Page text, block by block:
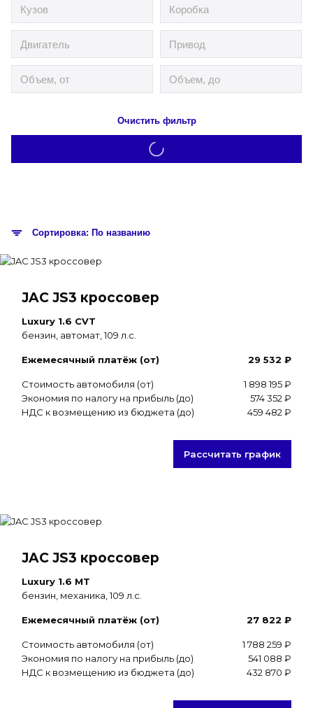
Очистить фильтр
Сортировка: По названию
JAC JS3 кроссовер
Luxury 1.6 CVT
бензин, автомат, 109 л.с.
Ежемесячный платёж (от) 29 532 ₽
Стоимость автомобиля (от)
1 898 195 ₽
Экономия по налогу на прибыль (до)
574 352 ₽
НДС к возмещению из бюджета (до)
459 482 ₽
Рассчитать график
JAC JS3 кроссовер
Luxury 1.6 MT
бензин, механика, 109 л.с.
Ежемесячный платёж (от) 27 822 ₽
Стоимость автомобиля (от)
1 788 259 ₽
Экономия по налогу на прибыль (до)
541 088 ₽
НДС к возмещению из бюджета (до)
432 870 ₽